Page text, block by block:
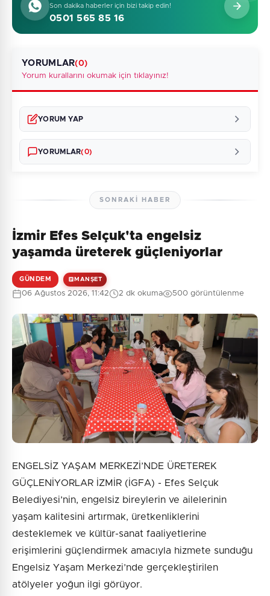
Son dakika haberler için bizi takip edin!
0501 565 85 16
YORUMLAR(0)
Yorum kurallarını okumak için tıklayınız!
YORUM YAP
Güvenlik Sorusu:
7 + 1 = ?
Gönder
YORUMLAR(0)
Henüz yorum yapılmamış. İlk yorumu siz yapın!
SONRAKI HABER
İzmir Efes Selçuk'ta engelsiz
yaşamda üreterek güçleniyorlar
GÜNDEM MANŞET
06 Ağustos 2026, 11:42 2 dk okuma 500 görüntülenme
ENGELSİZ YAŞAM MERKEZİ’NDE ÜRETEREK
GÜÇLENİYORLAR İZMİR (İGFA) - Efes Selçuk
Belediyesi’nin, engelsiz bireylerin ve ailelerinin
yaşam kalitesini artırmak, üretkenliklerini
desteklemek ve kültür-sanat faaliyetlerine
erişimlerini güçlendirmek amacıyla hizmete sunduğu
Engelsiz Yaşam Merkezi’nde gerçekleştirilen
atölyeler yoğun ilgi görüyor.